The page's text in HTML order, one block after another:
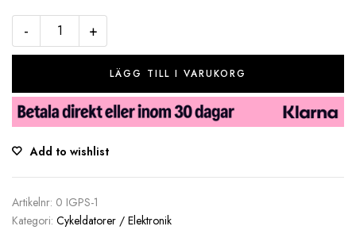
- +
LÄGG TILL I VARUKORG
Add to wishlist
Artikelnr: 0 IGPS-1
Kategori: Cykeldatorer / Elektronik